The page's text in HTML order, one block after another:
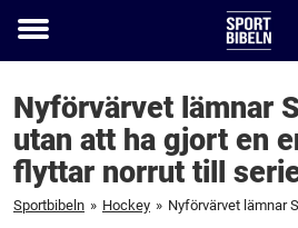
Toggle
Nyförvärvet lämnar
utan att ha gjort en
flyttar norrut till
Sportbibeln » Hockey »